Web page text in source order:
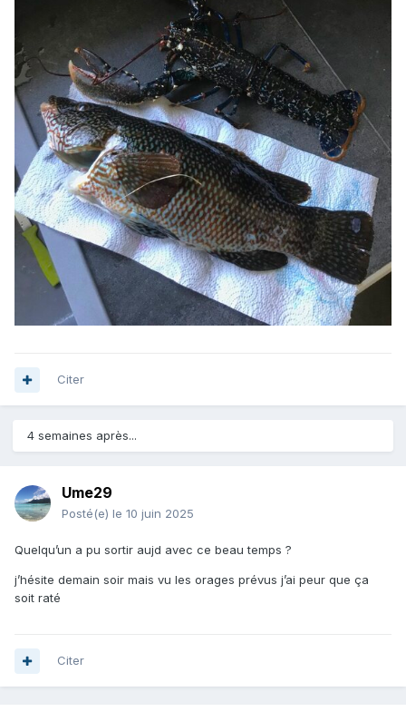
Citer
4 semaines après...
Ume29
Posté(e) le 10 juin 2025
Quelqu’un a pu sortir aujd avec ce beau temps ?
j’hésite demain soir mais vu les orages prévus j’ai peur que ça
soit raté
Citer